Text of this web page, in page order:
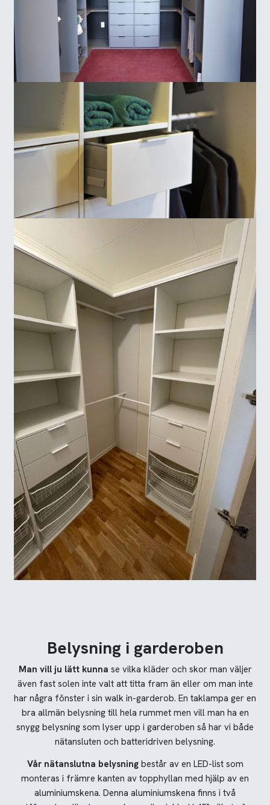
Belysning i garderoben
Man vill ju lätt kunna se vilka kläder och skor man väljer
även fast solen inte valt att titta fram än eller om man inte
har några fönster i sin walk in-garderob. En taklampa ger en
bra allmän belysning till hela rummet men vill man ha en
snygg belysning som lyser upp i garderoben så har vi både
nätansluten och batteridriven belysning.
Vår nätanslutna belysningbestår av en LED-list som
monteras i främre kanten av topphyllan med hjälp av en
aluminiumskena. Denna aluminiumskena finns i två